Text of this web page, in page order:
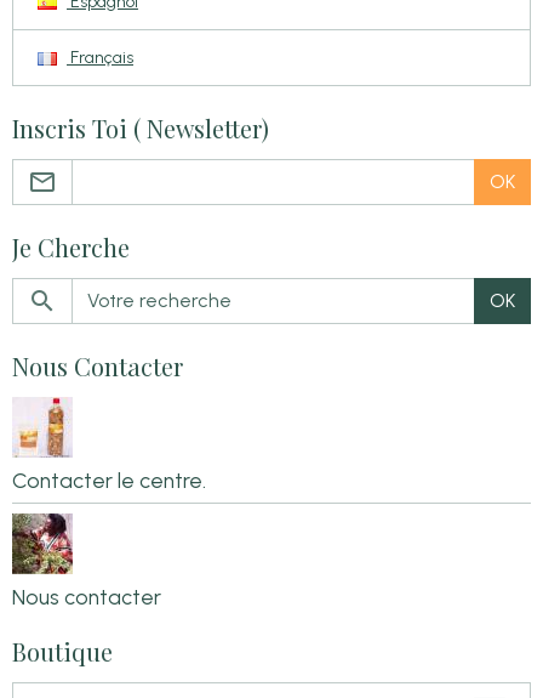
Français
Inscris Toi ( Newsletter)
OK
Je Cherche
OK
Nous Contacter
Contacter le centre.
Nous contacter
Boutique